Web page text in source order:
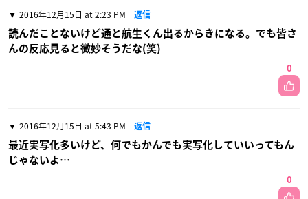
2016年12月15日 at 2:23 PM 返信
読んだことないけど通と航生くん出るからきになる。でも皆さ
んの反応見ると微妙そうだな(笑)
0
2016年12月15日 at 5:43 PM 返信
最近実写化多いけど、何でもかんでも実写化していいってもん
じゃないよ…
0